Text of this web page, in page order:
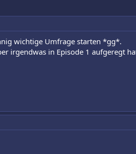
wichtige Umfrage starten *gg*.
irgendwas in Episode 1 aufgeregt